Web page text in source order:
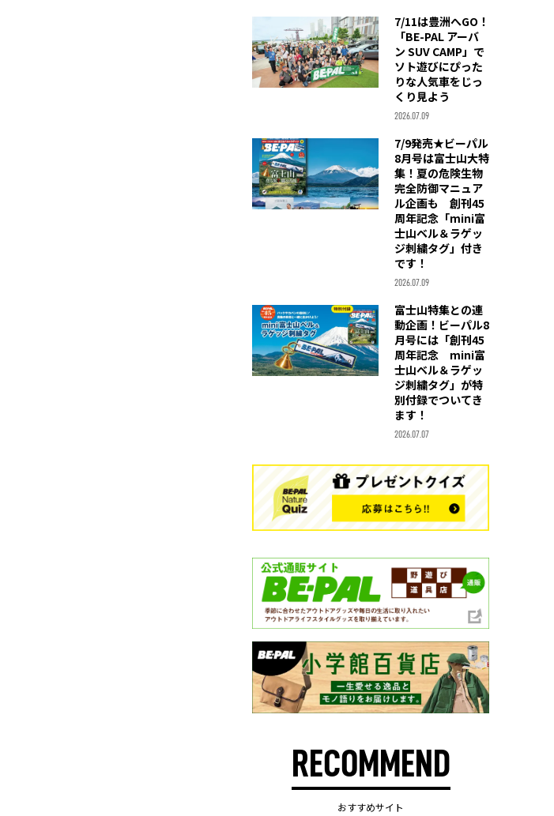
7/11は豊洲へGO！
「BE-PAL アーバ
ン SUV CAMP」で
ソト遊びにぴった
りな人気車をじっ
くり見よう
2026.07.09
7/9発売★ビーパル
8月号は富士山大特
集！夏の危険生物
完全防御マニュア
ル企画も 創刊45
周年記念「mini富
士山ベル＆ラゲッ
ジ刺繍タグ」付き
です！
2026.07.09
富士山特集との連
動企画！ビーパル8
月号には「創刊45
周年記念 mini富
士山ベル＆ラゲッ
ジ刺繍タグ」が特
別付録でついてき
ます！
2026.07.07
RECOMMEND
おすすめサイト